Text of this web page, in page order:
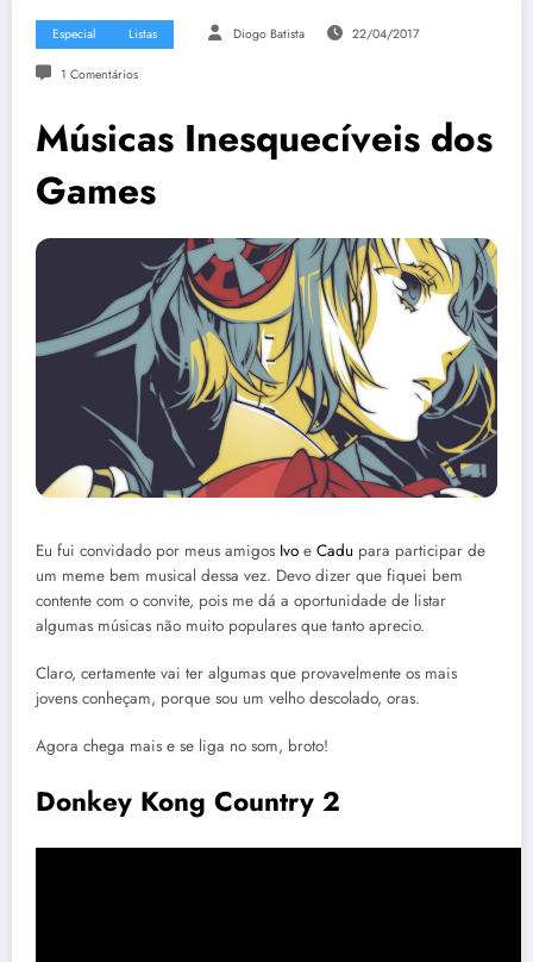
Especial Listas Diogo Batista 22/04/2017
1 Comentários
Músicas Inesquecíveis dos
Games
Eu fui convidado por meus amigos Ivo e Cadu para participar de
um meme bem musical dessa vez. Devo dizer que fiquei bem
contente com o convite, pois me dá a oportunidade de listar
algumas músicas não muito populares que tanto aprecio.
Claro, certamente vai ter algumas que provavelmente os mais
jovens conheçam, porque sou um velho descolado, oras.
Agora chega mais e se liga no som, broto!
Donkey Kong Country 2